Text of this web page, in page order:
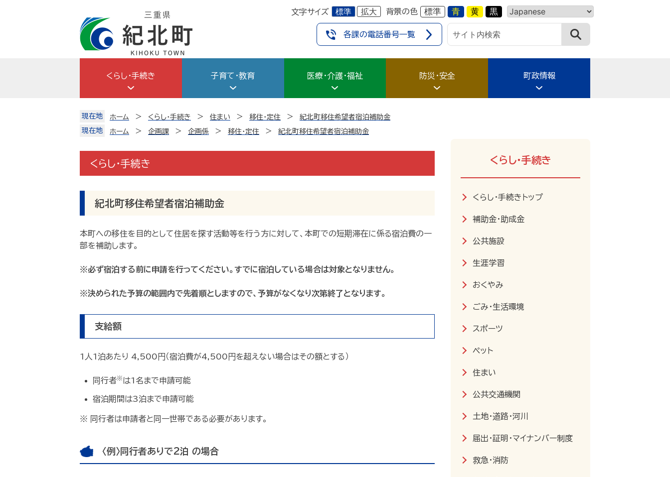
文字サイズ 標準 拡大 背景の色 標準 青 黄 黒
各課の電話番号一覧
くらし・手続き 子育て・教育 医療・介護・福祉 防災・安全 町政情報
現在地 ホーム くらし・手続き 住まい 移住・定住
紀北町移住希望者宿泊補助金
現在地
ホーム 企画課 企画係 移住・定住 紀北町移住希望者宿泊補助金
くらし・手続き
紀北町移住希望者宿泊補助金
本町への移住を目的として住居を探す活動等を行う方に対して、本町での短期滞在に係る宿泊費の一
部を補助します。
※必ず宿泊する前に申請を行ってください。すでに宿泊している場合は対象となりません。
※決められた予算の範囲内で先着順としますので、予算がなくなり次第終了となります。
支給額
1人1泊あたり 4,500円（宿泊費が4,500円を超えない場合はその額とする）
同行者※は1名まで申請可能
宿泊期間は3泊まで申請可能
※ 同行者は申請者と同一世帯である必要があります。
〈例〉同行者ありで2泊 の場合
くらし・手続き
くらし・手続きトップ
補助金・助成金
公共施設
生涯学習
おくやみ
ごみ・生活環境
スポーツ
ペット
住まい
公共交通機関
土地・道路・河川
届出・証明・マイナンバー制度
救急・消防